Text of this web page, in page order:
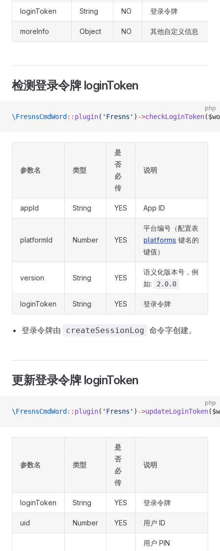
loginToken String NO 登录令牌
moreInfo Object NO 其他自定义信息
检测登录令牌 loginToken
php
\FresnsCmdWord :: plugin( 'Fresns' ) ->checkLoginToken
参数名 类型
是
否
必
传
说明
appId String YES App ID
platformId Number YES
平台编号（配置表
platforms 键名的
键值）
version String YES
语义化版本号，例
如:
2.0.0
loginToken String YES 登录令牌
登录令牌由 createSessionLog 命令字创建。
更新登录令牌 loginToken
php
\FresnsCmdWord :: plugin( 'Fresns' ) ->updateLoginToken
参数名 类型
是
否
必
传
说明
loginToken String YES 登录令牌
uid Number YES 用户 ID
用户 PIN